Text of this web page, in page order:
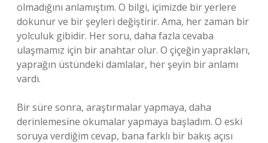
olmadığını anlamıştım. O bilgi, içimizde bir yerlere
dokunur ve bir şeyleri değiştirir. Ama, her zaman bir
yolculuk gibidir. Her soru, daha fazla cevaba
ulaşmamız için bir anahtar olur. O çiçeğin yaprakları,
yaprağın üstündeki damlalar, her şeyin bir anlamı
vardı.
Bir süre sonra, araştırmalar yapmaya, daha
derinlemesine okumalar yapmaya başladım. O eski
soruya verdiğim cevap, bana farklı bir bakış açısı